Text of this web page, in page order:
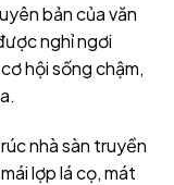
bản của văn
nghỉ ngơi
hội sống chậm,
nhà sàn truyền
lợp lá cọ, mát